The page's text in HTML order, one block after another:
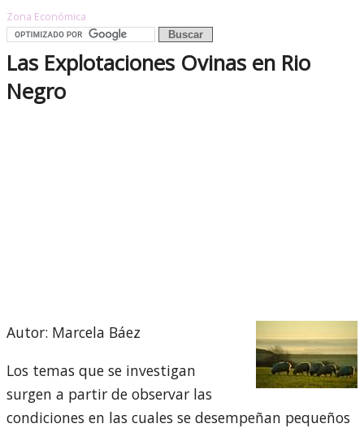
Zona Económica
Las Explotaciones Ovinas en Rio
Negro
Autor: Marcela Báez
Los temas que se investigan
surgen a partir de observar las
condiciones en las cuales se desempeñan pequeños